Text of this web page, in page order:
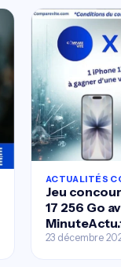
ACTUALITÉS
Jeu
17 256 Go
23 décembre